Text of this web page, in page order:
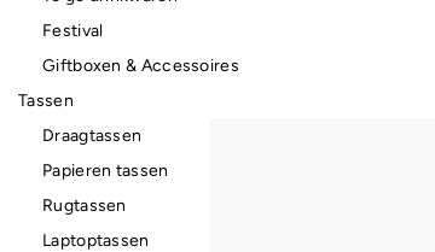
Festival
Giftboxen & Accessoires
Tassen
Draagtassen
Papieren tassen
Rugtassen
Laptoptassen